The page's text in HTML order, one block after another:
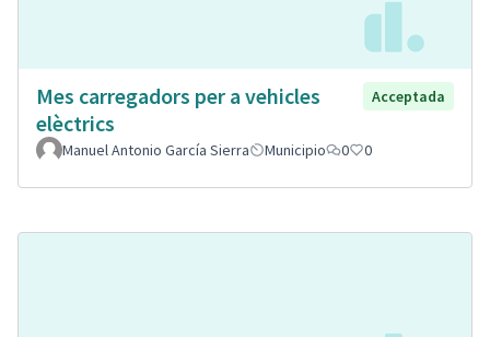
Mes carregadors per a vehicles
elèctrics
Acceptada
Manuel Antonio García Sierra Municipio 0 0